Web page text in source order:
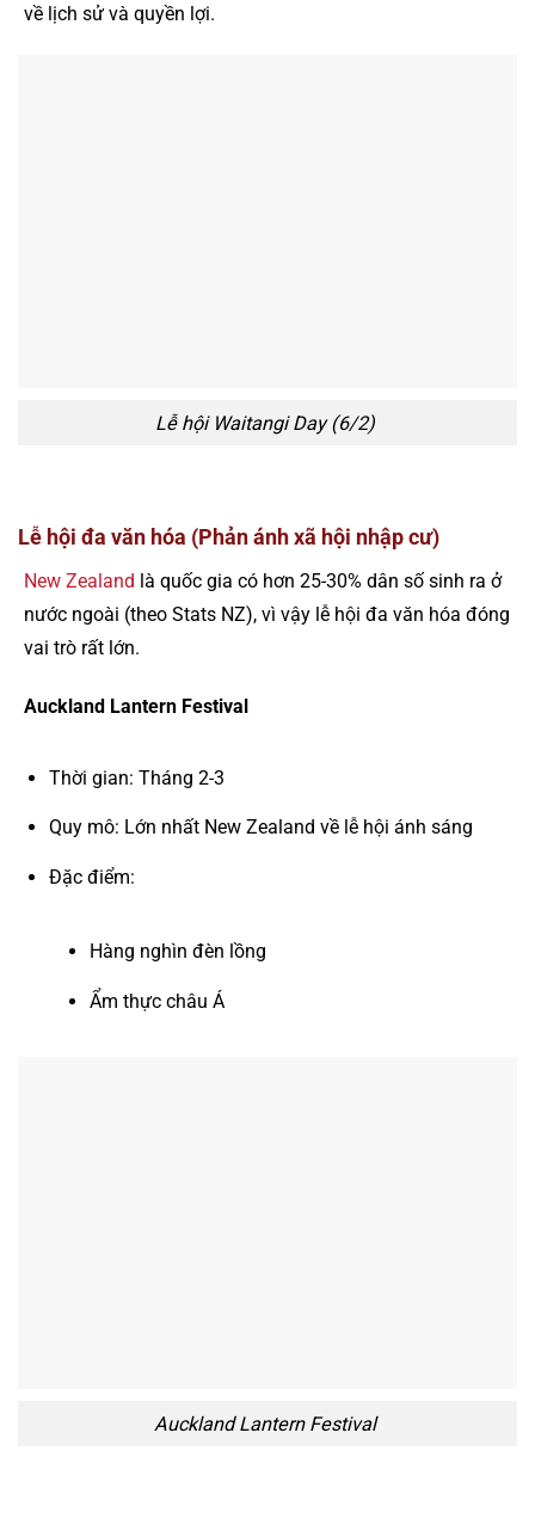
về lịch sử và quyền lợi.
Lễ hội Waitangi Day (6/2)
Lễ hội đa văn hóa (Phản ánh xã hội nhập cư)
New Zealand là quốc gia có hơn 25-30% dân số sinh ra ở
nước ngoài (theo Stats NZ), vì vậy lễ hội đa văn hóa đóng
vai trò rất lớn.
Auckland Lantern Festival
Thời gian: Tháng 2-3
Quy mô: Lớn nhất New Zealand về lễ hội ánh sáng
Đặc điểm:
Hàng nghìn đèn lồng
Ẩm thực châu Á
Auckland Lantern Festival